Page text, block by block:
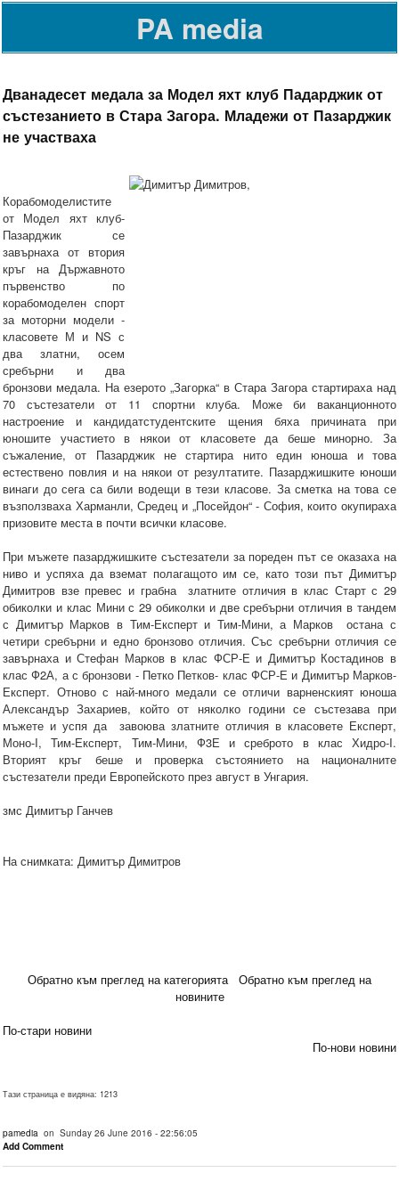
PA media
Дванадесет медала за Модел яхт клуб Падарджик от
състезанието в Стара Загора. Младежи от Пазарджик
не участваха
Корабомоделистите
от Модел яхт клуб-
Пазарджик се
завърнаха от втория
кръг на Държавното
първенство по
корабомоделен спорт
за моторни модели -
класовете М и NS с
два златни, осем
сребърни и два
бронзови медала. На езерото „Загорка“ в Стара Загора стартираха над
70 състезатели от 11 спортни клуба. Може би ваканционното
настроение и кандидатстудентските щения бяха причината при
юношите участието в някои от класовете да беше минорно. За
съжаление, от Пазарджик не стартира нито един юноша и това
естествено повлия и на някои от резултатите. Пазарджишките юноши
винаги до сега са били водещи в тези класове. За сметка на това се
възползваха Харманли, Средец и „Посейдон“ - София, които окупираха
призовите места в почти всички класове.
При мъжете пазарджишките състезатели за пореден път се оказаха на
ниво и успяха да вземат полагащото им се, като този път Димитър
Димитров взе превес и грабна златните отличия в клас Старт с 29
обиколки и клас Мини с 29 обиколки и две сребърни отличия в тандем
с Димитър Марков в Тим-Експерт и Тим-Мини, а Марков остана с
четири сребърни и едно бронзово отличия. Със сребърни отличия се
завърнаха и Стефан Марков в клас ФСР-Е и Димитър Костадинов в
клас Ф2А, а с бронзови - Петко Петков- клас ФСР-Е и Димитър Марков-
Експерт. Отново с най-много медали се отличи варненският юноша
Александър Захариев, който от няколко години се състезава при
мъжете и успя да завоюва златните отличия в класовете Експерт,
Моно-I, Тим-Експерт, Тим-Мини, Ф3Е и среброто в клас Хидро-I.
Вторият кръг беше и проверка състоянието на националните
състезатели преди Европейското през август в Унгария.
змс Димитър Ганчев
На снимката: Димитър Димитров
Обратно към преглед на категорията
Обратно към преглед на
новините
По-стари новини
По-нови новини
Тази страница е видяна: 1213
pamedia on Sunday 26 June 2016 - 22:56:05
Add Comment